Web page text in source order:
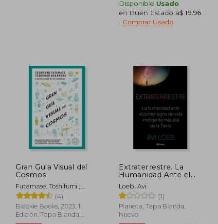
40%
dcto.
45%
dcto.
Disponible Usado
en Buen Estado a$ 19.96
Comprar Usado
Gran Guia Visual del
Cosmos
Futamase, Toshifumi ;
Nakamura, Toshihiro ;
Tokumaru, Yu
(4)
Blackie Books, 2023, 1
Edición, Tapa Blanda,
Extraterrestre. La
Humanidad Ante el
Primer Signo de Vida
Inteligente más Allá
de la Tierra
Loeb, Avi
(1)
Planeta, Tapa Blanda,
Nuevo